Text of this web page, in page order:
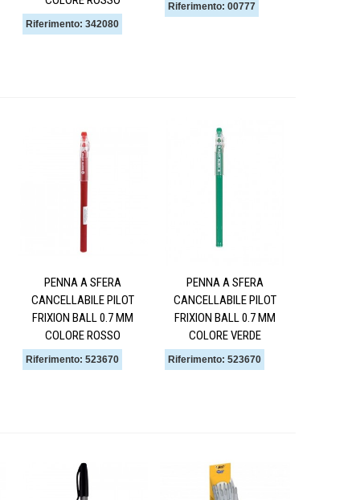
Riferimento: 342080
Riferimento: 00777
PENNA A SFERA
CANCELLABILE PILOT
FRIXION BALL 0.7 MM
COLORE ROSSO
Riferimento: 523670
PENNA A SFERA
CANCELLABILE PILOT
FRIXION BALL 0.7 MM
COLORE VERDE
Riferimento: 523670